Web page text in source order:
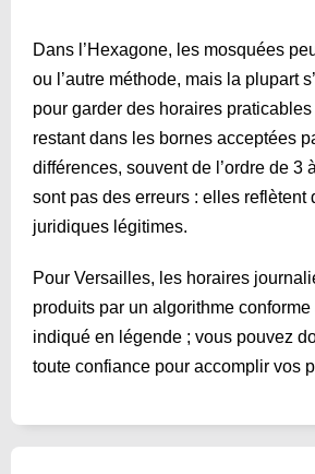
Dans l’Hexagone, les mosquées
ou l’autre méthode, mais la plupart
pour garder des horaires praticables
restant dans les bornes acceptées
différences, souvent de l’ordre de 3
sont pas des erreurs : elles reflètent
juridiques légitimes.
Pour Versailles, les horaires
produits par un algorithme
indiqué en légende ; vous pouvez
toute confiance pour accomplir vos